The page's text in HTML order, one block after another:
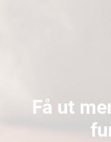
Få ut